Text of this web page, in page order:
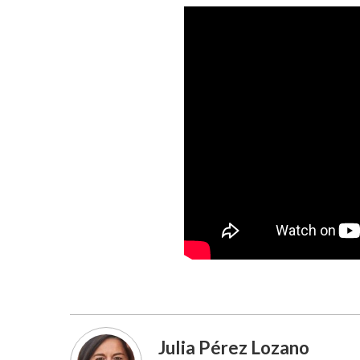
Julia Pérez Lozano